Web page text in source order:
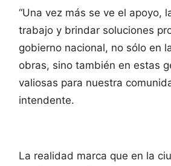
“Una vez más se ve el apoyo,
trabajo y brindar soluciones
gobierno nacional, no sólo en
obras, sino también en estas
valiosas para nuestra
intendente.
La realidad marca que en la